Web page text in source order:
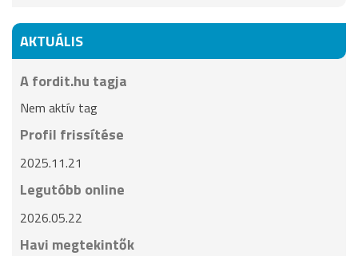
AKTUÁLIS
A fordit.hu tagja
Nem aktív tag
Profil frissítése
2025.11.21
Legutóbb online
2026.05.22
Havi megtekintők